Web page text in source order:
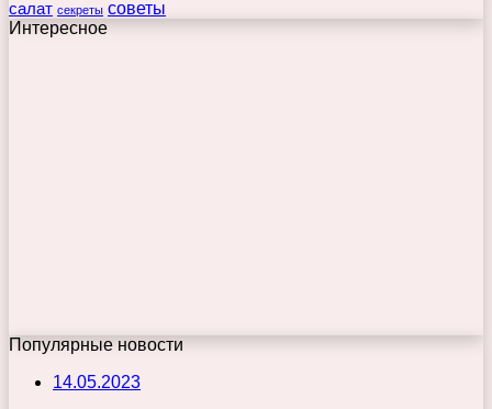
салат секреты советы
Интересное
Популярные новости
14.05.2023